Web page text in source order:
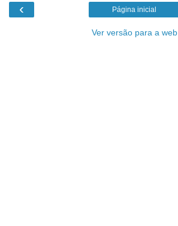
‹ Página inicial
Ver versão para a web